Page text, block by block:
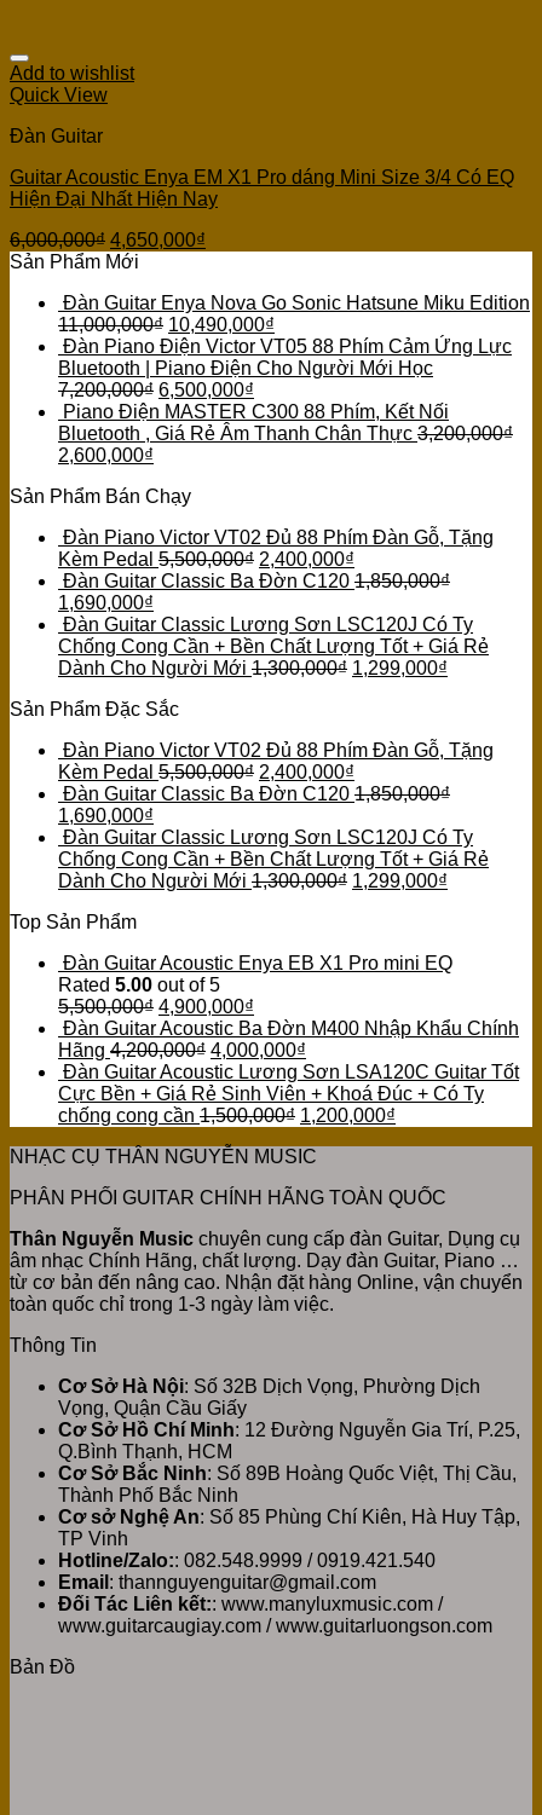
Add to wishlist
Quick View
Đàn Guitar
Guitar Acoustic Enya EM X1 Pro dáng Mini Size 3/4 Có EQ
Hiện Đại Nhất Hiện Nay
6,000,000₫ 4,650,000₫
Sản Phẩm Mới
Đàn Guitar Enya Nova Go Sonic Hatsune Miku Edition
11,000,000₫ 10,490,000₫
Đàn Piano Điện Victor VT05 88 Phím Cảm Ứng Lực
Bluetooth | Piano Điện Cho Người Mới Học
7,200,000₫ 6,500,000₫
Piano Điện MASTER C300 88 Phím, Kết Nối
Bluetooth , Giá Rẻ Âm Thanh Chân Thực 3,200,000₫
2,600,000₫
Sản Phẩm Bán Chạy
Đàn Piano Victor VT02 Đủ 88 Phím Đàn Gỗ, Tặng
Kèm Pedal 5,500,000₫ 2,400,000₫
Đàn Guitar Classic Ba Đờn C120 1,850,000₫
1,690,000₫
Đàn Guitar Classic Lương Sơn LSC120J Có Ty
Chống Cong Cần + Bền Chất Lượng Tốt + Giá Rẻ
Dành Cho Người Mới 1,300,000₫ 1,299,000₫
Sản Phẩm Đặc Sắc
Đàn Piano Victor VT02 Đủ 88 Phím Đàn Gỗ, Tặng
Kèm Pedal 5,500,000₫ 2,400,000₫
Đàn Guitar Classic Ba Đờn C120 1,850,000₫
1,690,000₫
Đàn Guitar Classic Lương Sơn LSC120J Có Ty
Chống Cong Cần + Bền Chất Lượng Tốt + Giá Rẻ
Dành Cho Người Mới 1,300,000₫ 1,299,000₫
Top Sản Phẩm
Đàn Guitar Acoustic Enya EB X1 Pro mini EQ
Rated 5.00 out of 5
5,500,000₫ 4,900,000₫
Đàn Guitar Acoustic Ba Đờn M400 Nhập Khẩu Chính
Hãng 4,200,000₫ 4,000,000₫
Đàn Guitar Acoustic Lương Sơn LSA120C Guitar Tốt
Cực Bền + Giá Rẻ Sinh Viên + Khoá Đúc + Có Ty
chống cong cần 1,500,000₫ 1,200,000₫
NHẠC CỤ THÂN NGUYỄN MUSIC
PHÂN PHỐI GUITAR CHÍNH HÃNG TOÀN QUỐC
Thân Nguyễn Music chuyên cung cấp đàn Guitar, Dụng cụ
âm nhạc Chính Hãng, chất lượng. Dạy đàn Guitar, Piano …
từ cơ bản đến nâng cao. Nhận đặt hàng Online, vận chuyển
toàn quốc chỉ trong 1-3 ngày làm việc.
Thông Tin
Cơ Sở Hà Nội: Số 32B Dịch Vọng, Phường Dịch
Vọng, Quận Cầu Giấy
Cơ Sở Hồ Chí Minh: 12 Đường Nguyễn Gia Trí, P.25,
Q.Bình Thạnh, HCM
Cơ Sở Bắc Ninh: Số 89B Hoàng Quốc Việt, Thị Cầu,
Thành Phố Bắc Ninh
Cơ sở Nghệ An: Số 85 Phùng Chí Kiên, Hà Huy Tập,
TP Vinh
Hotline/Zalo:: 082.548.9999 / 0919.421.540
Email : thannguyenguitar@gmail.com
Đối Tác Liên kết:: www.manyluxmusic.com /
www.guitarcaugiay.com / www.guitarluongson.com
Bản Đồ